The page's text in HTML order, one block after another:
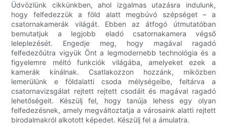
Üdvözlünk cikkünkben, ahol izgalmas utazásra indulunk,
hogy felfedezzük a föld alatt megbúvó szépséget – a
csatornakamerák világát. Ebben az átfogó útmutatóban
bemutatjuk a legjobb eladó csatornakamera végső
leleplezését. Engedje meg, hogy magával ragadó
felfedezőútra vigyük Önt a legmodernebb technológia és a
figyelemre méltó funkciók világába, amelyeket ezek a
kamerák kínálnak. Csatlakozzon hozzánk, miközben
lemerülünk e földalatti csoda mélységeibe, feltárva a
csatornavizsgálat rejtett rejtett csodáit és magával ragadó
lehetőségeit. Készülj fel, hogy tanúja lehess egy olyan
felfedezésnek, amely megváltoztatja a városaink alatti rejtett
birodalmakról alkotott képedet. Készülj fel a ámulatra.